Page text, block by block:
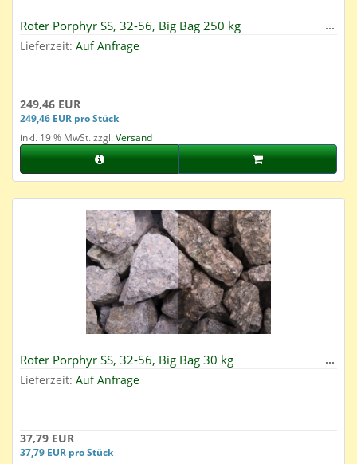
Roter Porphyr SS, 32-56, Big Bag 250 kg
Lieferzeit: Auf Anfrage
249,46 EUR
249,46 EUR pro Stück
inkl. 19 % MwSt. zzgl.Versand
Roter Porphyr SS, 32-56, Big Bag 30 kg
Lieferzeit: Auf Anfrage
37,79 EUR
37,79 EUR pro Stück